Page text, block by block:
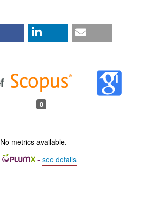
0
No metrics available.
- see details